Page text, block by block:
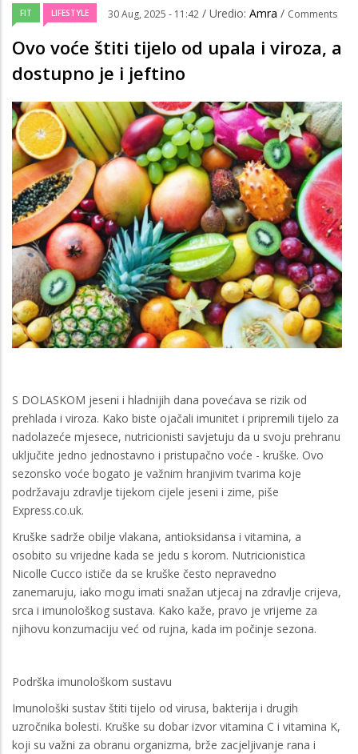
FIT LIFESTYLE 30 Aug, 2025 - 11:42 / Uredio: Amra / Comments
Ovo voće štiti tijelo od upala i viroza, a
dostupno je i jeftino
S DOLASKOM jeseni i hladnijih dana povećava se rizik od
prehlada i viroza. Kako biste ojačali imunitet i pripremili tijelo za
nadolazeće mjesece, nutricionisti savjetuju da u svoju prehranu
uključite jedno jednostavno i pristupačno voće - kruške. Ovo
sezonsko voće bogato je važnim hranjivim tvarima koje
podržavaju zdravlje tijekom cijele jeseni i zime, piše
Express.co.uk.
Kruške sadrže obilje vlakana, antioksidansa i vitamina, a
osobito su vrijedne kada se jedu s korom. Nutricionistica
Nicolle Cucco ističe da se kruške često nepravedno
zanemaruju, iako mogu imati snažan utjecaj na zdravlje crijeva,
srca i imunološkog sustava. Kako kaže, pravo je vrijeme za
njihovu konzumaciju već od rujna, kada im počinje sezona.
Podrška imunološkom sustavu
Imunološki sustav štiti tijelo od virusa, bakterija i drugih
uzročnika bolesti. Kruške su dobar izvor vitamina C i vitamina K,
koji su važni za obranu organizma, brže zacjeljivanje rana i